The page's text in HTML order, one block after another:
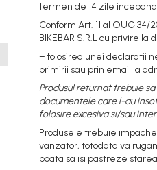
termen de 14 zile
Conform Art. 11 al OUG
BIKEBAR S.R.L cu privire
– folosirea unei declaratii
primirii sau prin email la
Produsul returnat trebuie
documentele care l-au
folosire excesiva si/sau
Produsele trebuie
vanzator, totodata va
poata sa isi pastreze